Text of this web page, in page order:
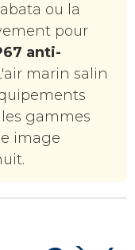
ou la
pour
anti-
marin salin
gammes
image